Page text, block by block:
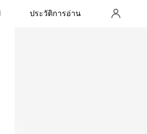
ประวัติการอ่าน